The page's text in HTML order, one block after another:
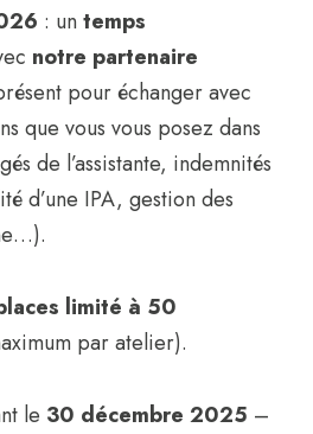
: untemps
notre partenaire
pour échanger avec
que vous vous posez dans
de l’assistante, indemnités
d’une IPA, gestion des
limité à 50
par atelier).
le 30 décembre 2025 –